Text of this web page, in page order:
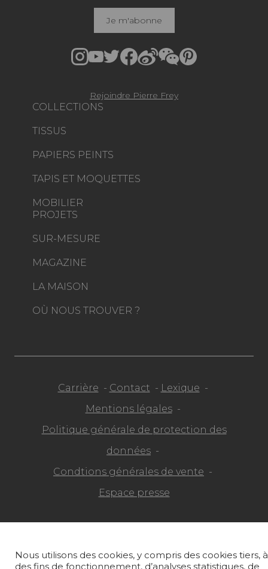
COLLECTIONS
TISSUS
PAPIERS PEINTS
TAPIS ET MOQUETTES
MOBILIER
PROJETS
SUR-MESURE
MAGAZINE
LA MAISON
OÙ NOUS TROUVER ?
Je m'abonne
Rejoindre Pierre Frey
Carrière Contact
Lexique
Mentions légales
Politique générale de protection des
données
Condtions générales de vente
Espace presse
Nous utilisons des cookies, y compris des cookies tiers, à
des fins de fonctionnement, d’analyses statistiques, de